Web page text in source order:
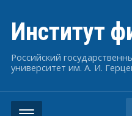
Институт
Российский
университет им. А. И.